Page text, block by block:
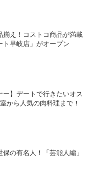
揃え！コストコ商品が満載
ト早岐店」がオープン
ー】デートで行きたいオス
から人気の肉料理まで！
の有名人！「芸能人編」